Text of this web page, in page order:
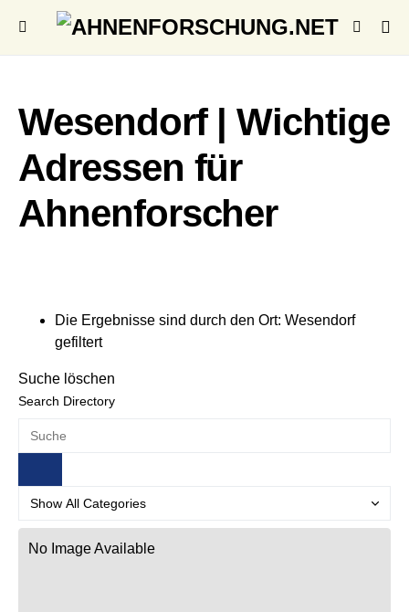
Wesendorf | Wichtige
Adressen für
Ahnenforscher
Die Ergebnisse sind durch den Ort: Wesendorf
gefiltert
Suche löschen
Search Directory
No Image Available